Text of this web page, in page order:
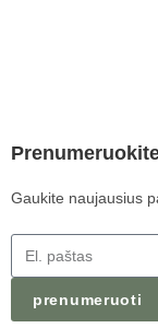
Gaukite naujausius
prenumeruoti